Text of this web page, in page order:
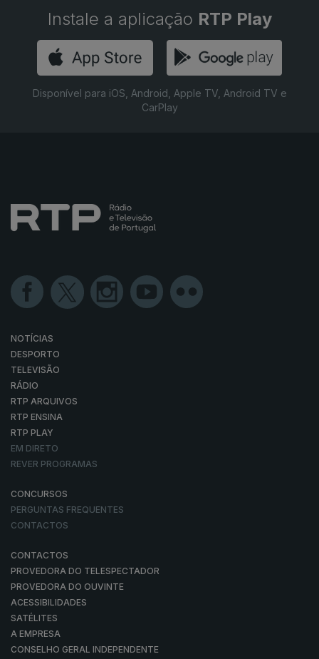
Instale a aplicação RTP Play
Disponível para iOS, Android, Apple TV, Android TV e
CarPlay
NOTÍCIAS
DESPORTO
TELEVISÃO
RÁDIO
RTP ARQUIVOS
RTP ENSINA
RTP PLAY
EM DIRETO
REVER PROGRAMAS
CONCURSOS
PERGUNTAS FREQUENTES
CONTACTOS
CONTACTOS
PROVEDORA DO TELESPECTADOR
PROVEDORA DO OUVINTE
ACESSIBILIDADES
SATÉLITES
A EMPRESA
CONSELHO GERAL INDEPENDENTE